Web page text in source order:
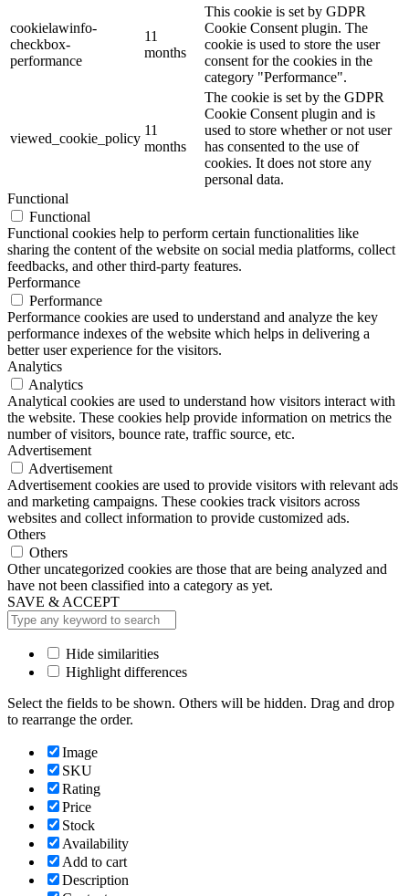
cookielawinfo-
checkbox-
performance
11
months
This cookie is set by GDPR
Cookie Consent plugin. The
cookie is used to store the user
consent for the cookies in the
category "Performance".
viewed_cookie_policy
11
months
The cookie is set by the GDPR
Cookie Consent plugin and is
used to store whether or not user
has consented to the use of
cookies. It does not store any
personal data.
Functional
Functional
Functional cookies help to perform certain functionalities like
sharing the content of the website on social media platforms, collect
feedbacks, and other third-party features.
Performance
Performance
Performance cookies are used to understand and analyze the key
performance indexes of the website which helps in delivering a
better user experience for the visitors.
Analytics
Analytics
Analytical cookies are used to understand how visitors interact with
the website. These cookies help provide information on metrics the
number of visitors, bounce rate, traffic source, etc.
Advertisement
Advertisement
Advertisement cookies are used to provide visitors with relevant ads
and marketing campaigns. These cookies track visitors across
websites and collect information to provide customized ads.
Others
Others
Other uncategorized cookies are those that are being analyzed and
have not been classified into a category as yet.
SAVE & ACCEPT
Hide similarities
Highlight differences
Select the fields to be shown. Others will be hidden. Drag and drop
to rearrange the order.
Image
SKU
Rating
Price
Stock
Availability
Add to cart
Description